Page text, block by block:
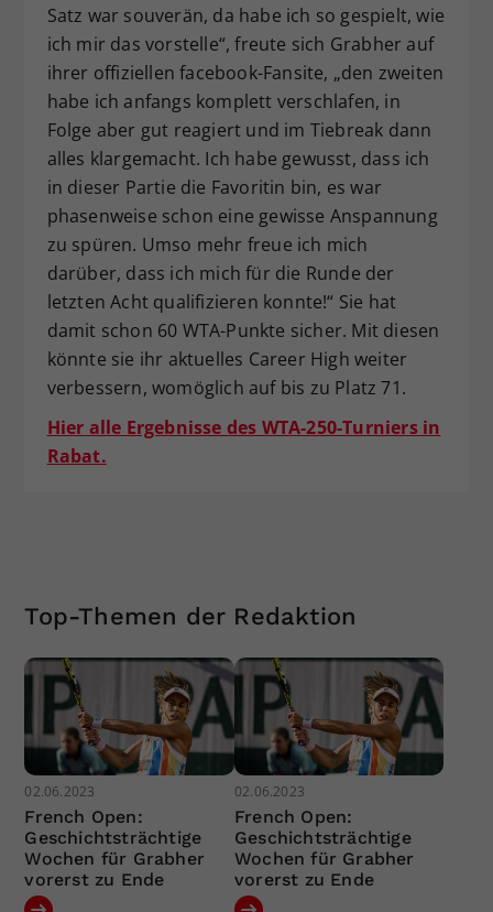
Satz war souverän, da habe ich so gespielt, wie
ich mir das vorstelle“, freute sich Grabher auf
ihrer offiziellen facebook-Fansite, „den zweiten
habe ich anfangs komplett verschlafen, in
Folge aber gut reagiert und im Tiebreak dann
alles klargemacht. Ich habe gewusst, dass ich
in dieser Partie die Favoritin bin, es war
phasenweise schon eine gewisse Anspannung
zu spüren. Umso mehr freue ich mich
darüber, dass ich mich für die Runde der
letzten Acht qualifizieren konnte!“ Sie hat
damit schon 60 WTA-Punkte sicher. Mit diesen
könnte sie ihr aktuelles Career High weiter
verbessern, womöglich auf bis zu Platz 71.
Hier alle Ergebnisse des WTA-250-Turniers in
Rabat.
Top-Themen der Redaktion
02.06.2023
French Open:
Geschichtsträchtige
Wochen für Grabher
vorerst zu Ende
02.06.2023
French Open:
Geschichtsträchtige
Wochen für Grabher
vorerst zu Ende